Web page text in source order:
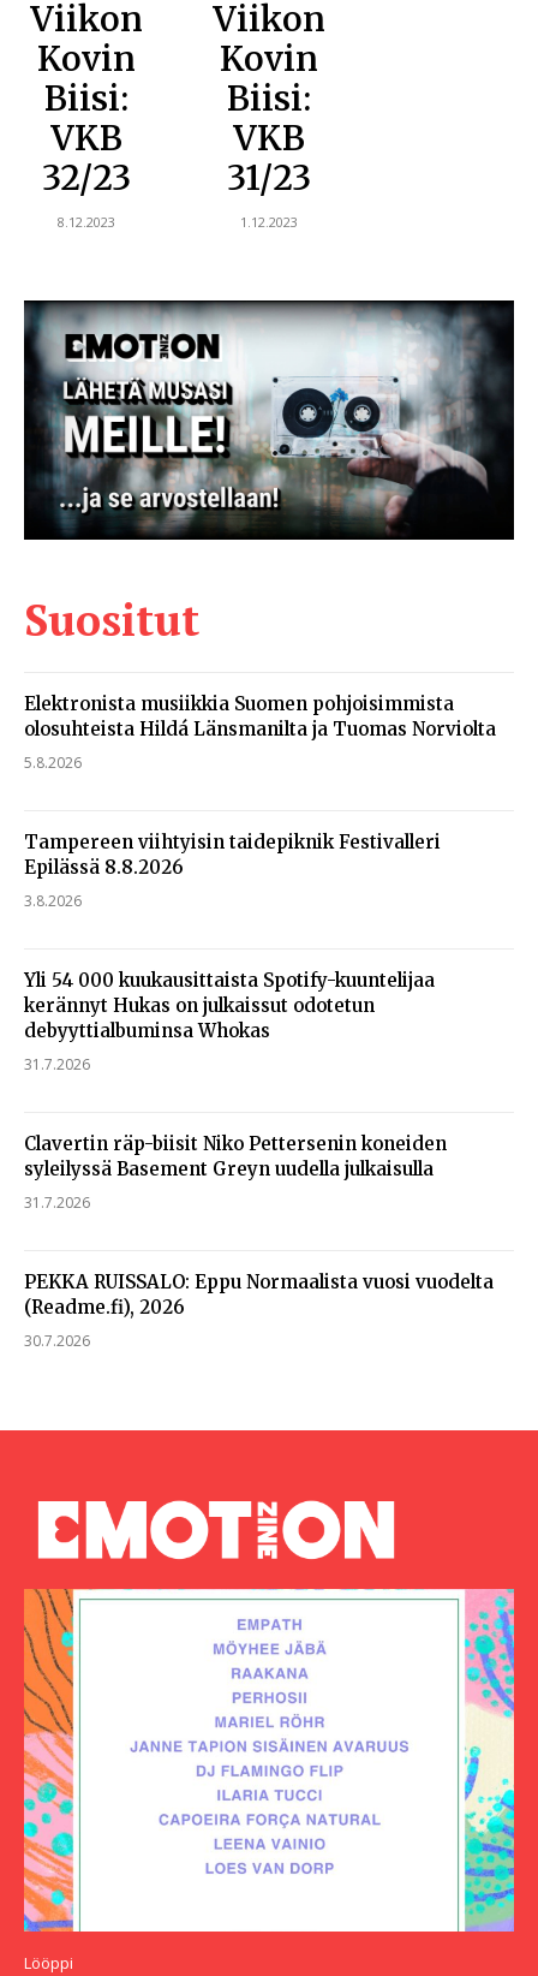
Viikon
Kovin
Biisi:
VKB
32/23
8.12.2023
Viikon
Kovin
Biisi:
VKB
31/23
1.12.2023
Suositut
Elektronista musiikkia Suomen pohjoisimmista
olosuhteista Hildá Länsmanilta ja Tuomas Norviolta
5.8.2026
Tampereen viihtyisin taidepiknik Festivalleri
Epilässä 8.8.2026
3.8.2026
Yli 54 000 kuukausittaista Spotify-kuuntelijaa
kerännyt Hukas on julkaissut odotetun
debyyttialbuminsa Whokas
31.7.2026
Clavertin räp-biisit Niko Pettersenin koneiden
syleilyssä Basement Greyn uudella julkaisulla
31.7.2026
PEKKA RUISSALO: Eppu Normaalista vuosi vuodelta
(Readme.fi), 2026
30.7.2026
Lööppi